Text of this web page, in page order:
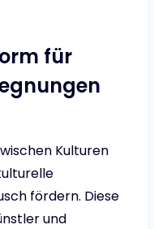
für
Kulturen
fördern. Diese
und